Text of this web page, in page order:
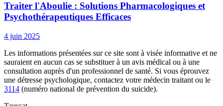
Traiter l'Aboulie : Solutions Pharmacologiques et
Psychothérapeutiques Efficaces
4 juin 2025
Les informations présentées sur ce site sont à visée informative et ne
sauraient en aucun cas se substituer à un avis médical ou à une
consultation auprès d'un professionnel de santé. Si vous éprouvez
une détresse psychologique, contactez votre médecin traitant ou le
3114 (numéro national de prévention du suicide).